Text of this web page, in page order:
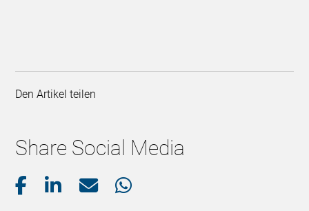
Den Artikel teilen
Share Social Media